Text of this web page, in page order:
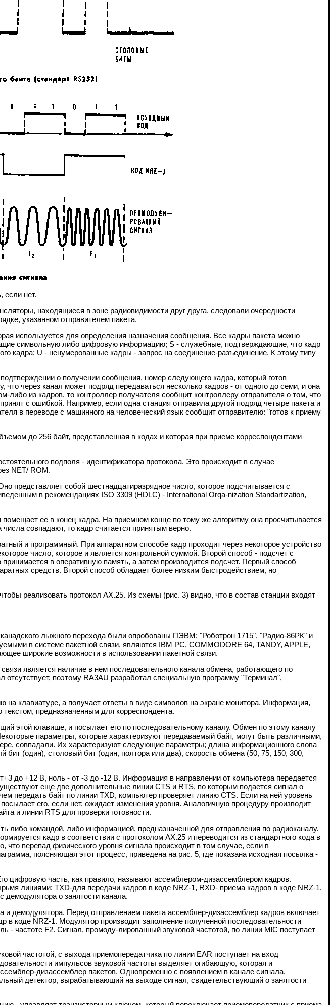
если нет.
находящиеся в зоне радиовидимости друг друга, следовали очередности
указанном отправителем пакета.
используется для определения назначения сообщения. Все кадры пакета можно
символьную либо цифровую информацию; S - служебные, подтверждающие, что кадр
кадра; U - ненумерованные кадры - запрос на соединение-разъединение. К этому типу
о получении сообщения, номер следующего кадра, который готов
через канал может подряд передаваться несколько кадров - от одного до семи, и она
либо из кадров, то контроллер получателя сообщит контроллеру отправителя о том, что
с ошибкой. Например, если одна станция отправила другой подряд четыре пакета и
в переводе с машинного на человеческий язык сообщит отправителю: "готов к приему
до 256 байт, представленная в кодах и которая при приеме корреспондентами
подполя - идентификатора протокола. Это происходит в случае
NET/ ROM.
представляет собой шестнадцатиразрядное число, которое подсчитывается с
в рекомендациях ISO 3309 (HDLC) - International Orqa-nization Standartization,
ее в конец кадра. На приемном конце по тому же алгоритму она просчитывается
совпадают, то кадр считается принятым верно.
и программный. При аппаратном способе кадр проходит через некоторое устройство
число, которое и является контрольной суммой. Второй способ - подсчет с
в оперативную память, а затем производится подсчет. Первый способ
средств. Второй способ обладает более низким быстродействием, но
реализовать протокол АХ.25. Из схемы (рис. 3) видно, что в состав станции входят
лыжного перехода были опробованы ПЭВМ: "Роботрон 1715", "Радио-86РК" и
в системе пакетной связи, являются IBM PC, COMMODORE 64, TANDY, APPLE,
широкие возможности в использовании пакетной связи.
является наличие в нем последовательного канала обмена, работающего по
поэтому RA3AU разработал специальную программу "Терминал",
на клавиатуре, а получает ответы в виде символов на экране монитора. Информация,
предназначенным для корреспондента.
этой клавише, и посылает его по последовательному каналу. Обмен по этому каналу
параметры, которые характеризуют передаваемый байт, могут быть различными,
совпадали. Их характеризуют следующие параметры; длина информационного слова
бит (один), столовый бит (один, полтора или два), скорость обмена (50, 75, 150, 300,
до +12 В, ноль - от -3 до -12 В. Информация в направлении от компьютера передается
еще две дополнительные линии CTS и RTS, по которым подается сигнал о
передать байт по линии TXD, компьютер проверяет линию CTS. Если на ней уровень
его, если нет, ожидает изменения уровня. Аналогичную процедуру производит
и линии RTS для проверки готовности.
либо командой, либо информацией, предназначенной для отправления по радиоканалу.
кадр в соответствии с протоколом АХ.25 и переводится из стандартного кода в
перепад физического уровня сигнала происходит в том случае, если в
поясняющая этот процесс, приведена на рис. 5, где показана исходная посылка -
цифровую часть, как правило, называют ассемблером-дизассемблером кадров.
линиями: TXD-для передачи кадров в коде NRZ-1, RXD- приема кадров в коде NRZ-1,
демодулятора о занятости канала.
демодулятора. Перед отправлением пакета ассемблер-дизассемблер кадров включает
коде NRZ-1. Модулятор производит заполнение полученной последовательности
- частоте F2. Сигнал, промоду-лированный звуковой частотой, по линии MlС поступает
частотой, с выхода приемопередатчика по линии EAR поступает на вход
импульсов звуковой частоты выделяет огибающую, которая и
дизассемблер пакетов. Одновременно с появлением в канале сигнала,
детектор, вырабатывающий на выходе сигнал, свидетельствующий о занятости